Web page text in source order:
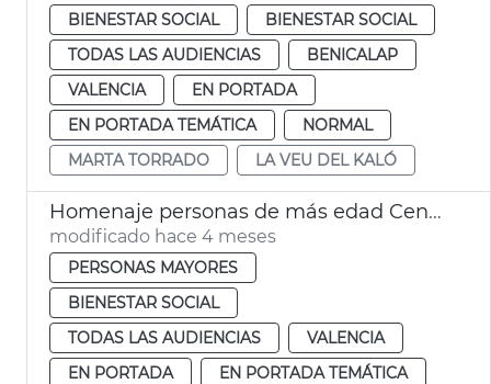
BIENESTAR SOCIAL
BIENESTAR SOCIAL
TODAS LAS AUDIENCIAS
BENICALAP
VALENCIA
EN PORTADA
EN PORTADA TEMÁTICA
NORMAL
MARTA TORRADO
LA VEU DEL KALÓ
Homenaje personas de más edad Centros Mayores
modificado hace 4 meses
PERSONAS MAYORES
BIENESTAR SOCIAL
TODAS LAS AUDIENCIAS
VALENCIA
EN PORTADA
EN PORTADA TEMÁTICA